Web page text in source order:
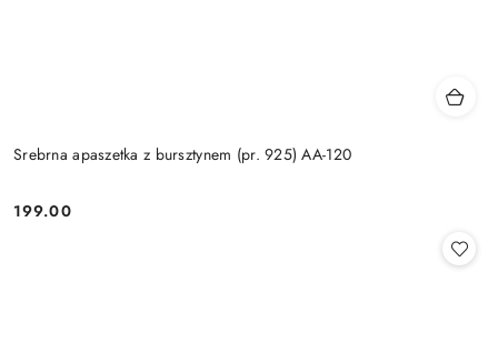
Srebrna apaszetka z bursztynem (pr. 925) AA-120
Cena:
199.00